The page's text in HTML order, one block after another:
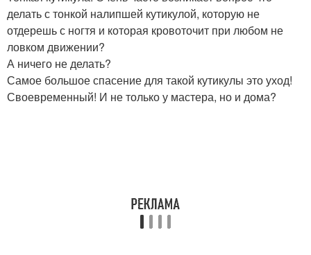
делать с тонкой налипшей кутикулой, которую не
отдерешь с ногтя и которая кровоточит при любом не
ловком движении?
А ничего не делать?
Самое большое спасение для такой кутикулы это уход!
Своевременный! И не только у мастера, но и дома?